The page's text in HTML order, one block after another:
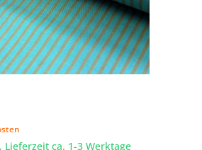
ca. 1-3 Werktage